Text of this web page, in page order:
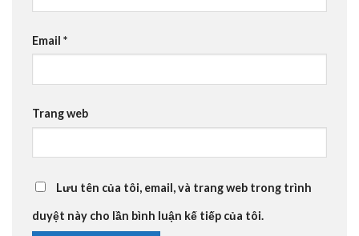
Email *
Trang web
Lưu tên của tôi, email, và trang web trong trình
duyệt này cho lần bình luận kế tiếp của tôi.